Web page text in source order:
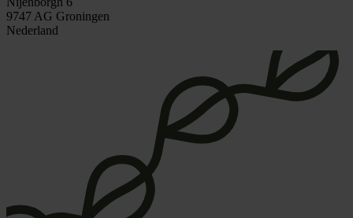
9747 AG Groningen
Nederland